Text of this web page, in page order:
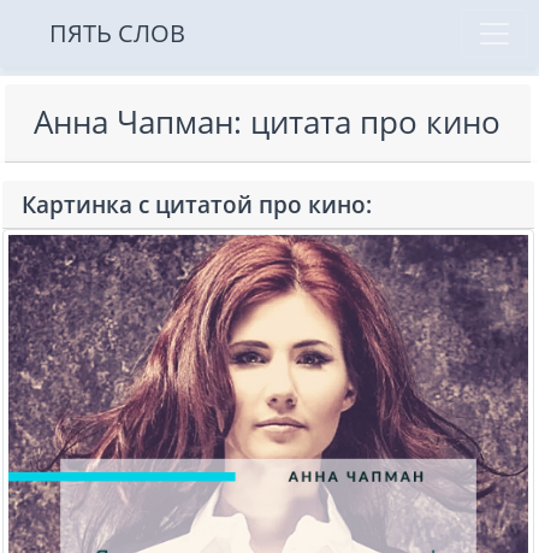
ПЯТЬ СЛОВ
Анна Чапман: цитата про кино
Картинка с цитатой про кино: